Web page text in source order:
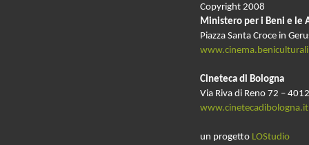
Copyright 2008
Ministero per i Beni e le
Piazza Santa Croce in
Cineteca di Bologna
Via Riva di Reno 72 –
www.cinetecadibologna.it
un progetto LOStudio